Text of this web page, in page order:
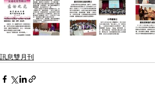
訊息雙月刊